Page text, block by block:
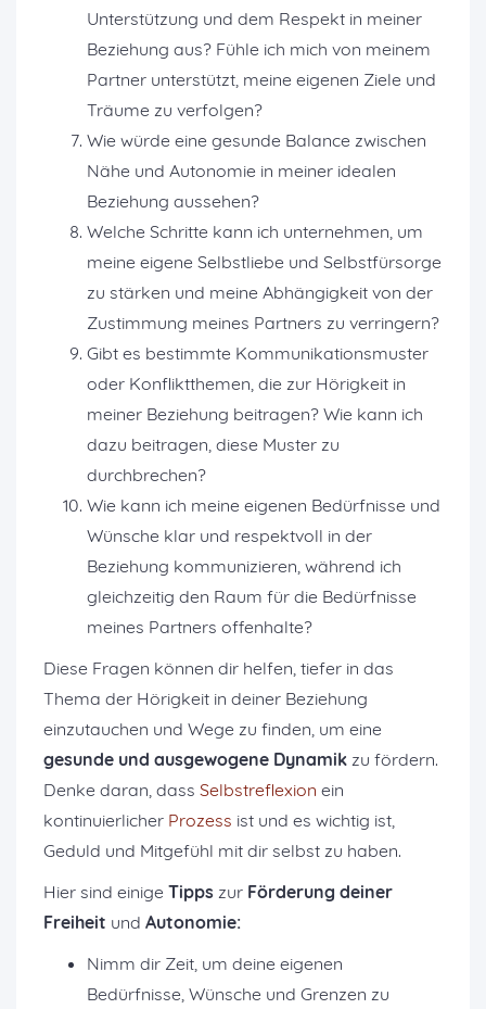
Unterstützung und dem Respekt in meiner
Beziehung aus? Fühle ich mich von meinem
Partner unterstützt, meine eigenen Ziele und
Träume zu verfolgen?
Wie würde eine gesunde Balance zwischen
Nähe und Autonomie in meiner idealen
Beziehung aussehen?
Welche Schritte kann ich unternehmen, um
meine eigene Selbstliebe und Selbstfürsorge
zu stärken und meine Abhängigkeit von der
Zustimmung meines Partners zu verringern?
Gibt es bestimmte Kommunikationsmuster
oder Konfliktthemen, die zur Hörigkeit in
meiner Beziehung beitragen? Wie kann ich
dazu beitragen, diese Muster zu
durchbrechen?
Wie kann ich meine eigenen Bedürfnisse und
Wünsche klar und respektvoll in der
Beziehung kommunizieren, während ich
gleichzeitig den Raum für die Bedürfnisse
meines Partners offenhalte?
Diese Fragen können dir helfen, tiefer in das
Thema der Hörigkeit in deiner Beziehung
einzutauchen und Wege zu finden, um eine
gesunde und ausgewogene Dynamik zu fördern.
Denke daran, dass Selbstreflexion ein
kontinuierlicher Prozess ist und es wichtig ist,
Geduld und Mitgefühl mit dir selbst zu haben.
Hier sind einige Tipps zur Förderung deiner
Freiheit und Autonomie:
Nimm dir Zeit, um deine eigenen
Bedürfnisse, Wünsche und Grenzen zu